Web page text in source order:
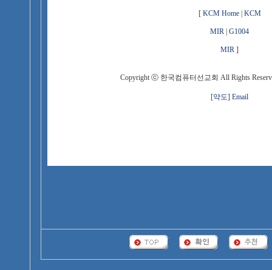
[ KCM Home| KCM
MIR G1004
MIR ]
Copyright ⓒ 한국컴퓨터선교회 All Rights
[약도] Email